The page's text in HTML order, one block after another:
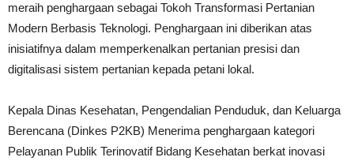
meraih penghargaan sebagai Tokoh Transformasi Pertanian
Modern Berbasis Teknologi. Penghargaan ini diberikan atas
inisiatifnya dalam memperkenalkan pertanian presisi dan
digitalisasi sistem pertanian kepada petani lokal.
Kepala Dinas Kesehatan, Pengendalian Penduduk, dan Keluarga
Berencana (Dinkes P2KB) Menerima penghargaan kategori
Pelayanan Publik Terinovatif Bidang Kesehatan berkat inovasi